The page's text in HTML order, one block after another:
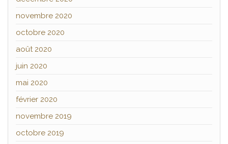
novembre 2020
octobre 2020
août 2020
juin 2020
mai 2020
février 2020
novembre 2019
octobre 2019